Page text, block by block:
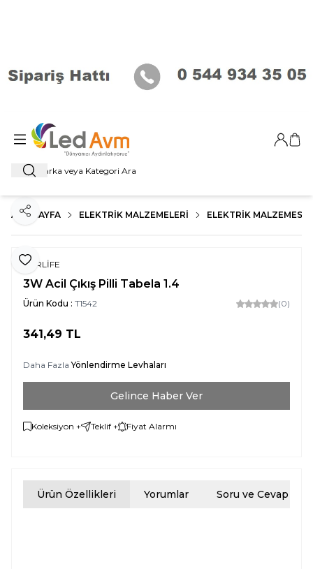
Ara
Giriş
ANA SAYFA ELEKTRIK MALZEMELERI ELEKTRIK MALZEMESI
Favoriye Ekle
Paylaş
FORLİFE
3W Acil Çıkış Pilli Tabela 1.4
Ürün Kodu : T1542 (0)
341,49 TL
Daha FazlaYönlendirme Levhaları
Gelince Haber Ver
Koleksiyon + Teklif + Fiyat Alarmı
Ürün Özellikleri Yorumlar Soru ve Cevap